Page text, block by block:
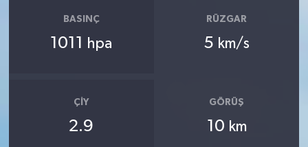
BASINÇ
1011 hpa
RÜZGAR
5 km/s
ÇIY
2.9
GÖRÜŞ
10 km